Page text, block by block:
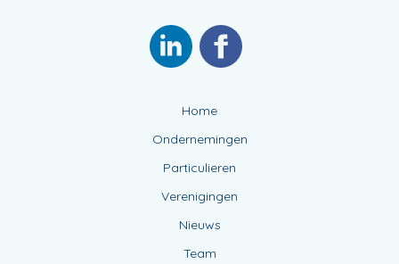
Home
Ondernemingen
Particulieren
Verenigingen
Nieuws
Team